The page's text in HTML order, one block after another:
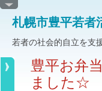
札幌市豊平若
若者の社会的自立を支
豊平お弁
ました☆